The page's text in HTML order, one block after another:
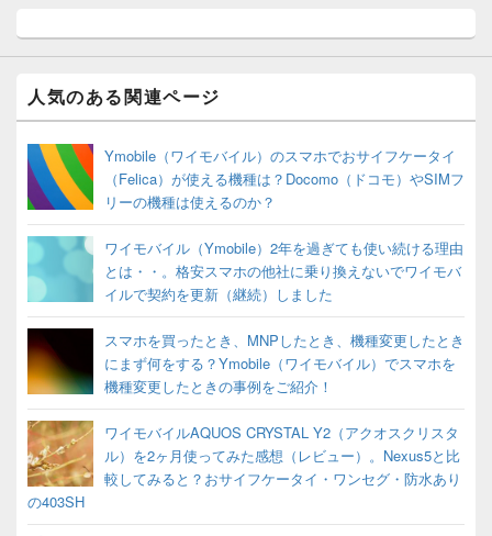
人気のある関連ページ
Ymobile（ワイモバイル）のスマホでおサイフケータイ
（Felica）が使える機種は？Docomo（ドコモ）やSIMフ
リーの機種は使えるのか？
ワイモバイル（Ymobile）2年を過ぎても使い続ける理由
とは・・。格安スマホの他社に乗り換えないでワイモバ
イルで契約を更新（継続）しました
スマホを買ったとき、MNPしたとき、機種変更したとき
にまず何をする？Ymobile（ワイモバイル）でスマホを
機種変更したときの事例をご紹介！
ワイモバイルAQUOS CRYSTAL Y2（アクオスクリスタ
ル）を2ヶ月使ってみた感想（レビュー）。Nexus5と比
較してみると？おサイフケータイ・ワンセグ・防水あり
の403SH